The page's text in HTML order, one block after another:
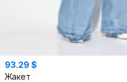
93.29 $
Жакет